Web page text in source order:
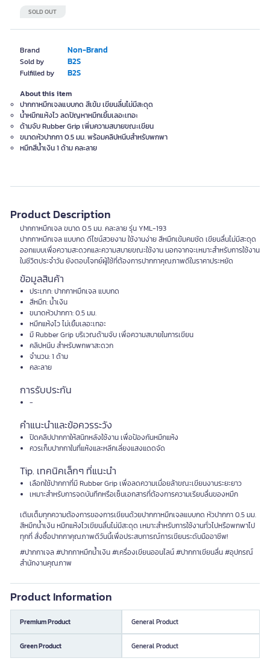
Brand Non-Brand
Sold by B2S
Fulfilled by B2S
SOLD OUT
About this item
ปากกาหมึกเจลแบบกด สีเข้ม เขียนลื่นไม่มีสะดุด
น้ำหมึกแห้งไว ลดปัญหาหมึกเยิ้มเลอะเทอะ
ด้ามจับ Rubber Grip เพิ่มความสบายขณะเขียน
ขนาดหัวปากกา 0.5 มม. พร้อมคลิปหนีบสำหรับพกพา
หมึกสีน้ำเงิน 1 ด้าม คละลาย
Product Description
ปากกาหมึกเจล ขนาด 0.5 มม. คละลาย รุ่น YML-193
ปากกาหมึกเจล แบบกด ดีไซน์สวยงาม ใช้งานง่าย สีหมึกเข้มคมชัด เขียนลื่นไม่มีสะดุด
ออกแบบเพื่อความสะดวกและความสบายขณะใช้งาน นอกจากจะเหมาะสำหรับการใช้งาน
ในชีวิตประจำวัน ยังตอบโจทย์ผู้ใช้ที่ต้องการปากกาคุณภาพดีในราคาประหยัด
ข้อมูลสินค้า
ประเภท: ปากกาหมึกเจล แบบกด
สีหมึก: น้ำเงิน
ขนาดหัวปากกา: 0.5 มม.
หมึกแห้งไว ไม่เยิ้มเลอะเทอะ
มี Rubber Grip บริเวณด้ามจับ เพื่อความสบายในการเขียน
คลิปหนีบ สำหรับพกพาสะดวก
จำนวน: 1 ด้าม
คละลาย
การรับประกัน
-
คำแนะนำและข้อควรระวัง
ปิดคลิปปากกาให้สนิทหลังใช้งาน เพื่อป้องกันหมึกแห้ง
ควรเก็บปากกาในที่แห้งและหลีกเลี่ยงแสงแดดจัด
Tip. เทคนิคเล็กๆ ที่แนะนำ
เลือกใช้ปากกาที่มี Rubber Grip เพื่อลดความเมื่อยล้าขณะเขียนงานระยะยาว
เหมาะสำหรับการจดบันทึกหรือเซ็นเอกสารที่ต้องการความเรียบลื่นของหมึก
เติมเต็มทุกความต้องการของการเขียนด้วยปากกาหมึกเจลแบบกด หัวปากกา 0.5 มม.
สีหมึกน้ำเงิน หมึกแห้งไวเขียนลื่นไม่มีสะดุด เหมาะสำหรับการใช้งานทั่วไปหรือพกพาไป
ทุกที่ สั่งซื้อปากกาคุณภาพดีวันนี้เพื่อประสบการณ์การเขียนระดับมืออาชีพ!
#ปากกาเจล #ปากกาหมึกน้ำเงิน #เครื่องเขียนออนไลน์ #ปากกาเขียนลื่น #อุปกรณ์
สำนักงานคุณภาพ
Product Information
Premium Product General Product
Green Product General Product